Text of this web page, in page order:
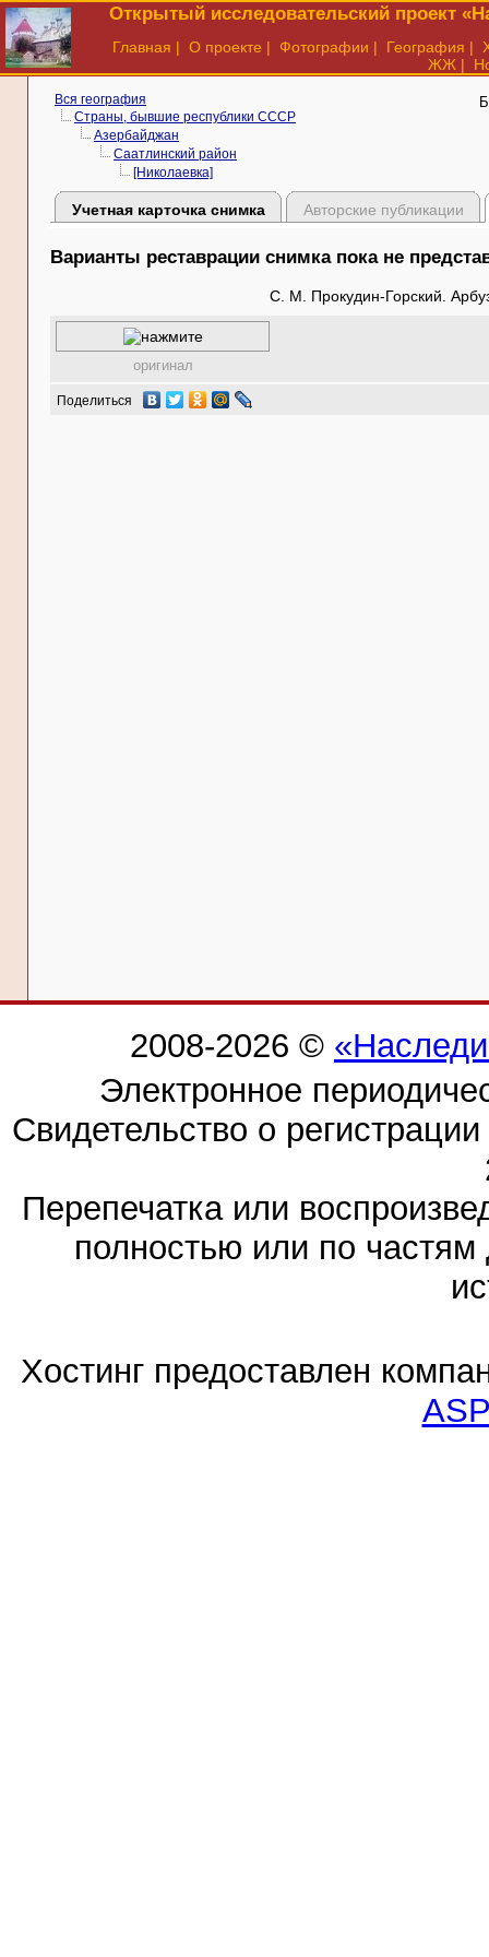
Открытый исследовательский проект
Главная | О проекте | Фотографии | География |
ЖЖ |
Вся география
Страны, бывшие республики СССР
Азербайджан
Саатлинский район
[Николаевка]
Учетная карточка снимка Авторские публикации
Варианты реставрации снимка пока не
С. М. Прокудин-Горский.
оригинал
Поделиться
2008-2026 ©
Электронное
Свидетельство о
Перепечатка или
полностью или по частям
Хостинг предоставлен